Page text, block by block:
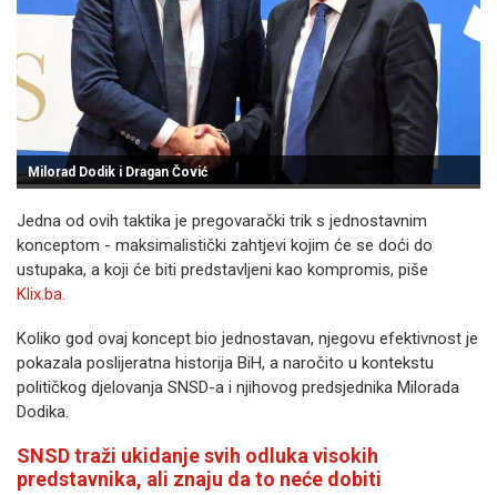
Milorad Dodik i Dragan Čović
Jedna od ovih taktika je pregovarački trik s jednostavnim
konceptom - maksimalistički zahtjevi kojim će se doći do
ustupaka, a koji će biti predstavljeni kao kompromis, piše
Klix.ba.
Koliko god ovaj koncept bio jednostavan, njegovu efektivnost je
pokazala poslijeratna historija BiH, a naročito u kontekstu
političkog djelovanja SNSD-a i njihovog predsjednika Milorada
Dodika.
SNSD traži ukidanje svih odluka visokih
predstavnika, ali znaju da to neće dobiti